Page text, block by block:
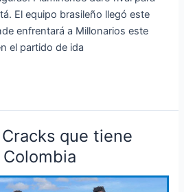
El equipo brasileño llegó este
enfrentará a Millonarios este
el partido de ida
que tiene